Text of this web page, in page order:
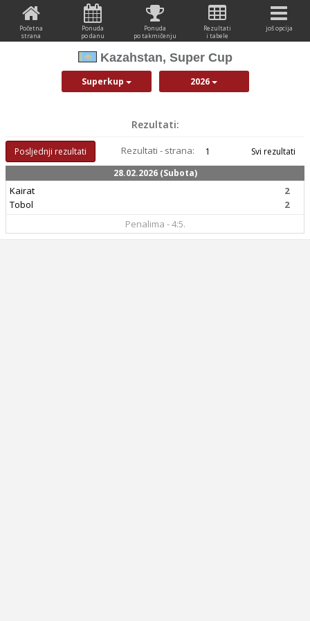
Početna
strana
Ponuda
po danu
Ponuda
po takmičenju
Rezultati
i tabele
još opcija
Kazahstan, Super Cup
Superkup 2026
Rezultati:
Posljednji rezultati Rezultati - strana: 1
Svi rezultati
28.02.2026 (Subota)
Kairat
Tobol
2
2
Penalima - 4:5.